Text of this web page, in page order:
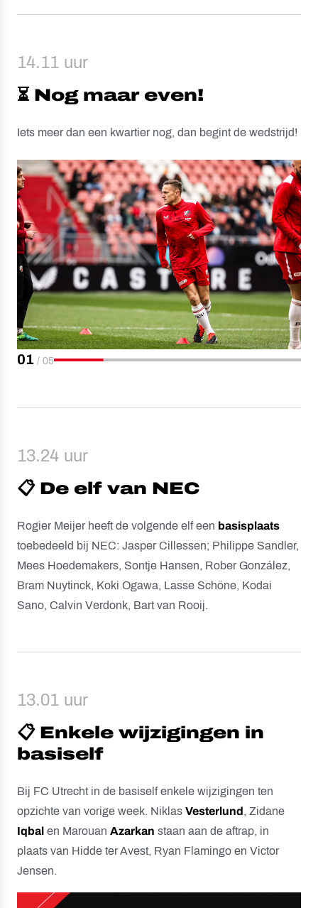
⏳ Nog maar even!
14.11 uur
Iets meer dan een kwartier nog, dan begint de wedstrijd!
01 / 05
📋 De elf van NEC
13.24 uur
Rogier Meijer heeft de volgende elf een basisplaats
toebedeeld bij NEC: Jasper Cillessen; Philippe Sandler,
Mees Hoedemakers, Sontje Hansen, Rober González,
Bram Nuytinck, Koki Ogawa, Lasse Schöne, Kodai
Sano, Calvin Verdonk, Bart van Rooij.
📋 Enkele wijzigingen in
basiself
13.01 uur
Bij FC Utrecht in de basiself enkele wijzigingen ten
opzichte van vorige week. Niklas Vesterlund, Zidane
Iqbal en Marouan Azarkan staan aan de aftrap, in
plaats van Hidde ter Avest, Ryan Flamingo en Victor
Jensen.